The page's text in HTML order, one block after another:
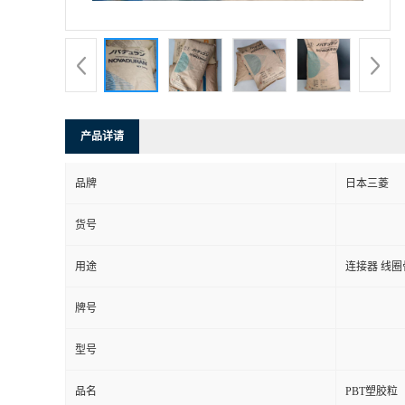
产品详请
品牌 日本三菱
货号
用途 连接器 线圈
牌号
型号
品名 PBT塑胶粒